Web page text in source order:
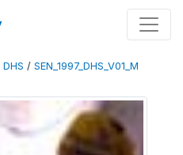
DHS / SEN_1997_DHS_V01_M